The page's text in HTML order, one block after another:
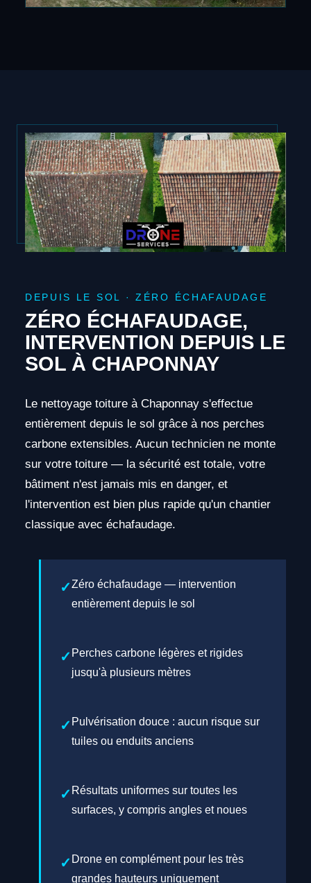
DEPUIS LE SOL · ZÉRO ÉCHAFAUDAGE
ZÉRO ÉCHAFAUDAGE,
INTERVENTION DEPUIS LE
SOL À CHAPONNAY
Le nettoyage toiture à Chaponnay s'effectue
entièrement depuis le sol grâce à nos perches
carbone extensibles. Aucun technicien ne monte
sur votre toiture — la sécurité est totale, votre
bâtiment n'est jamais mis en danger, et
l'intervention est bien plus rapide qu'un chantier
classique avec échafaudage.
Zéro échafaudage — intervention
entièrement depuis le sol
Perches carbone légères et rigides
jusqu'à plusieurs mètres
Pulvérisation douce : aucun risque sur
tuiles ou enduits anciens
Résultats uniformes sur toutes les
surfaces, y compris angles et noues
Drone en complément pour les très
grandes hauteurs uniquement